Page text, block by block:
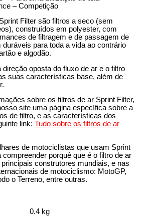
– Competição
Filter são filtros a seco (sem
construídos em polyester, com
de filtragem e de passagem de
duráveis para toda a vida ao contrário
e algodão.
direção oposta do fluxo de ar e o filtro
suas características base, além de
sobre os filtros de ar Sprint Filter,
site uma página específica sobre a
de filtro, e as características dos
link:Tudo sobre os filtros de ar
de motociclistas que usam Sprint
compreender porquê que é o filtro de ar
construtores mundiais, e nas
de motociclismo: MotoGP,
o Terreno, entre outras.
0.4 kg